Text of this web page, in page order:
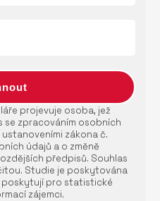
projevuje osoba, jež
se zpracováním osobních
zákona č.
údajů a o změně
předpisů. Souhlas
Studie je poskytována
poskytují pro statistické
zájemci.